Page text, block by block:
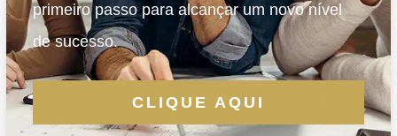
primeiro passo para alcançar um novo nível
de sucesso.
CLIQUE AQUI